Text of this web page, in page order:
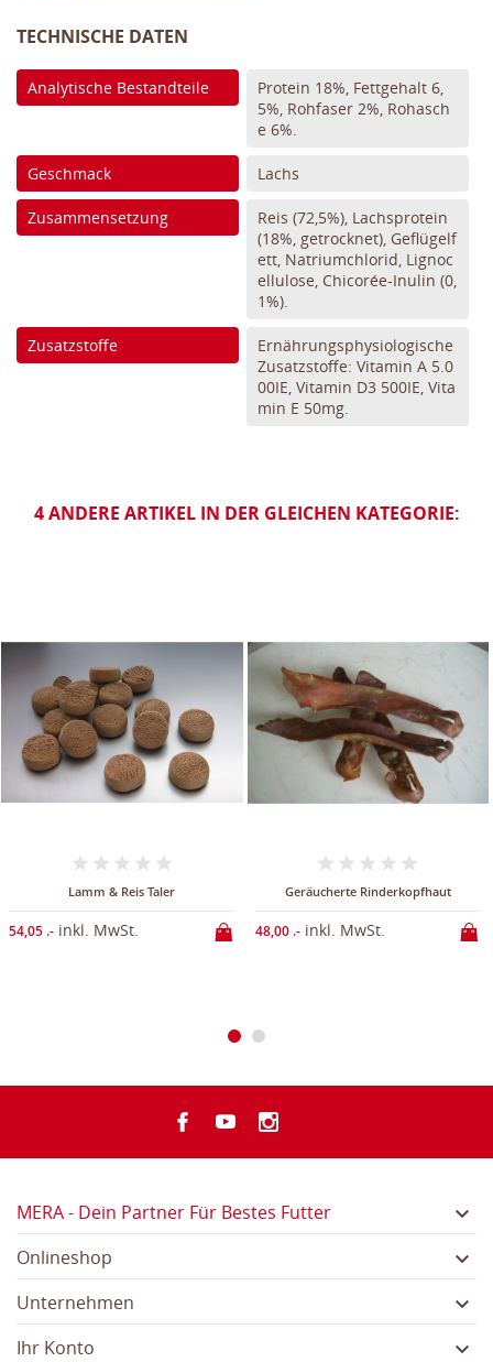
TECHNISCHE DATEN
Analytische Bestandteile
Protein 18%, Fettgehalt 6,
5%, Rohfaser 2%, Rohasch
e 6%.
Geschmack Lachs
Zusammensetzung
Reis (72,5%), Lachsprotein
(18%, getrocknet), Geflügelf
ett, Natriumchlorid, Lignoc
ellulose, Chicorée-Inulin (0,
1%).
Zusatzstoffe
Ernährungsphysiologische
Zusatzstoffe: Vitamin A 5.0
00IE, Vitamin D3 500IE, Vita
min E 50mg.
4 ANDERE ARTIKEL IN DER GLEICHEN KATEGORIE:
Lamm & Reis Taler
54,05 .- inkl. MwSt.
Geräucherte Rinderkopfhaut
48,00 .-inkl. MwSt.
MERA - Dein Partner Für Bestes Futter 
Onlineshop 
Unternehmen 
Ihr Konto 